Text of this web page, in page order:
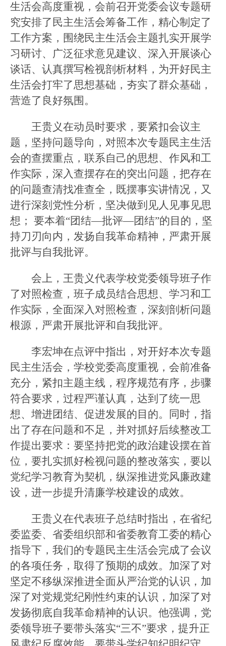
生活会高度重视，会前召开党委会议专题研
究安排了民主生活会筹备工作，精心制定了
工作方案，围绕民主生活会主题扎实开展学
习研讨、广泛征求意见建议、深入开展谈心
谈话、认真撰写检视剖析材料，为开好民主
生活会打牢了思想基础，夯实了群众基础，
营造了良好氛围。
王贵义在动员时要求， 要紧扣会议主
题， 坚持问题导向，对照本次专题民主生活
会的查摆重点， 联系自己的思想、作风和工
作实际，深入查摆存在的突出问题，把存在
的问题查清找准查全，既摆事实讲情况，又
进行深刻党性分析，坚决做到见人见事见思
想； 要本着“团结—批评—团结”的目的，坚
持刀刃向内，发扬自我革命精神，严肃开展
批评与自我批评。
会上，王贵义代表学校党委领导班子作
了对照检查，班子成员结合思想、学习和工
作实际，全面深入对照检查，深刻剖析问题
根源，严肃开展批评和自我批评。
李宏坤在点评中指出，对开好本次专题
民主生活会，学校党委高度重视，会前准备
充分，紧扣主题主线，程序规范有序，步骤
符合要求，过程严谨认真，达到了统一思
想、增进团结、促进发展的目的。同时，指
出了存在问题和不足，并对抓好后续整改工
作提出要求：要坚持把党的政治建设摆在首
位，要扎实抓好检视问题的整改落实，要以
党纪学习教育为契机，纵深推进党风廉政建
设，进一步提升清廉学校建设的成效。
王贵义在代表班子总结时指出， 在省纪
委监委、省委组织部和省委教育工委的精心
指导下 ，我们的专题民主生活会完成了会议
的各项任务，取得了预期的成效。加深了对
坚定不移纵深推进全面从严治党的认识，加
深了对党规党纪刚性约束的认识，加深了对
发扬彻底自我革命精神的认识。 他强调，党
委领导班子要带头落实“三不”要求，提升正